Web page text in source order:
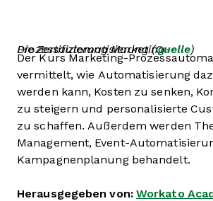
Die Zertifizierung Marketing-Prozessautomatisierung (Quelle)
Der Kurs Marketing-
vermittelt, wie Automatisierung
werden kann, Kosten zu senken,
zu steigern und personalisierte
zu schaffen. Außerdem werden
Management, Event-
Kampagnenplanung behandelt.
Herausgegeben von: Workato